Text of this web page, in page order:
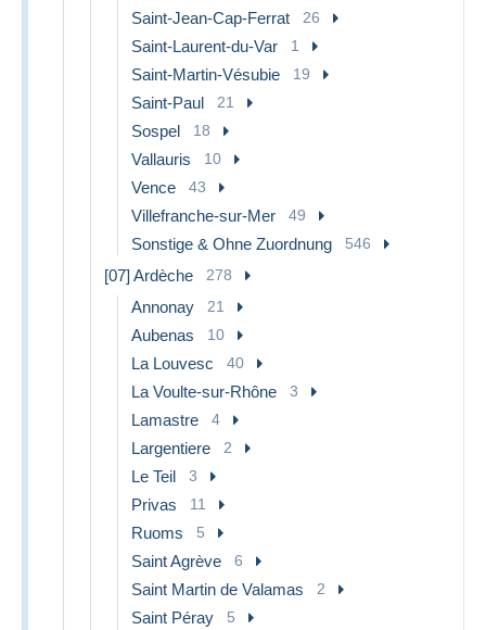
Saint-Jean-Cap-Ferrat 26
Saint-Laurent-du-Var 1
Saint-Martin-Vésubie 19
Saint-Paul 21
Sospel 18
Vallauris 10
Vence 43
Villefranche-sur-Mer 49
Sonstige & Ohne Zuordnung 546
[07] Ardèche 278
Annonay 21
Aubenas 10
La Louvesc 40
La Voulte-sur-Rhône 3
Lamastre 4
Largentiere 2
Le Teil 3
Privas 11
Ruoms 5
Saint Agrève 6
Saint Martin de Valamas 2
Saint Péray 5